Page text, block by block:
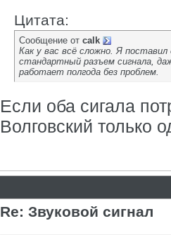
Цитата:
Сообщение от calk
Как у вас всё сложно. Я поставил
стандартный разъем сигнала,
работает полгода без проблем.
Если оба сигала
Волговский только
Re: Звуковой сигнал